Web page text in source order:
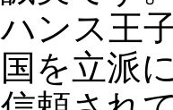
ハンス王
国を立派